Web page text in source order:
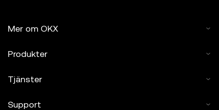
Mer om OKX
Produkter
Tjänster
Support